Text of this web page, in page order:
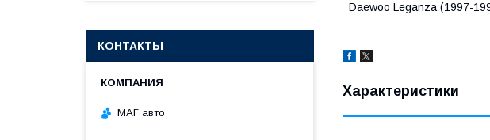
Daewoo Leganza (1997-
Характеристики
КОНТАКТЫ
МАГ авто